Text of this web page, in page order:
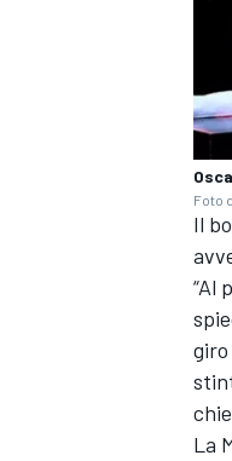
Foto
Il
“Al
La